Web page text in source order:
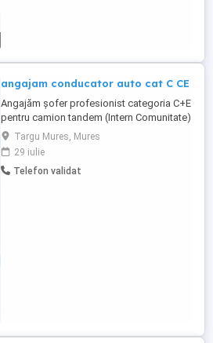
angajam conducator auto cat C CE
Angajăm șofer profesionist categoria C+E
pentru camion tandem (Intern Comunitate)
Descriere: Companie de transport
serioasă, căutăm șofer profesionist
categoria C+E, responsabil și cu
experiență, pentru a lucra pe camion cu
Targu Mures, Mures
29 iulie
Telefon validat